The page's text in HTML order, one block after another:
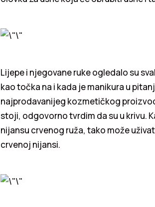
Lijepe i njegovane ruke ogledalo su
kao točka na i kada je manikura u
najprodavanijeg kozmetičkog
stoji, odgovorno tvrdim da su u krivu.
nijansu crvenog ruža, tako može
crvenoj nijansi.